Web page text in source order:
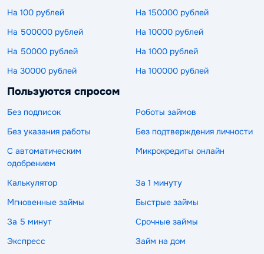
На 100 рублей
На 150000 рублей
На 500000 рублей
На 10000 рублей
На 50000 рублей
На 1000 рублей
На 30000 рублей
На 100000 рублей
Пользуются спросом
Без подписок
Роботы займов
Без указания работы
Без подтверждения личности
С автоматическим
одобрением
Микрокредиты онлайн
Калькулятор
За 1 минуту
Мгновенные займы
Быстрые займы
За 5 минут
Срочные займы
Экспресс
Займ на дом